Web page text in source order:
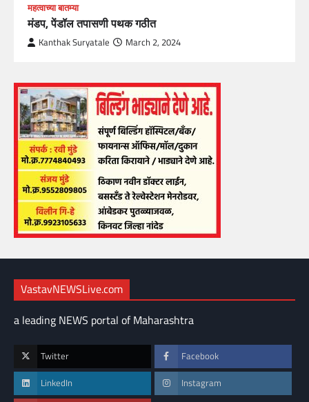
महत्वाच्या बातम्या
मंडप, पेंडॉल तपासणी पथक गठीत
Kanthak Suryatale March 2, 2024
VastavNEWSLive.com
a leading NEWS portal of Maharashtra
Twitter Facebook
LinkedIn Instagram